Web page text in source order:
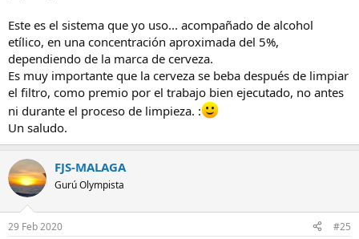
Este es el sistema que yo uso... acompañado de alcohol
etílico, en una concentración aproximada del 5%,
dependiendo de la marca de cerveza.
Es muy importante que la cerveza se beba después de limpiar
el filtro, como premio por el trabajo bien ejecutado, no antes
ni durante el proceso de limpieza. :
Un saludo.
FJS-MALAGA
Gurú Olympista
29 Feb 2020 #25